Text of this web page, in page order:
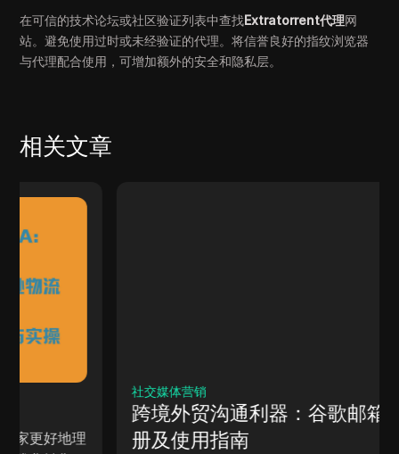
在可信的技术论坛或社区验证列表中查找Extratorrent代理网
站。避免使用过时或未经验证的代理。将信誉良好的指纹浏览器
与代理配合使用，可增加额外的安全和隐私层。
相关文章
跨境外贸沟通利器：谷歌邮箱Gmail注
册及使用指南